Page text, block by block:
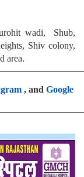
wadi, Shub,
Shiv colony,
area.
, and Google